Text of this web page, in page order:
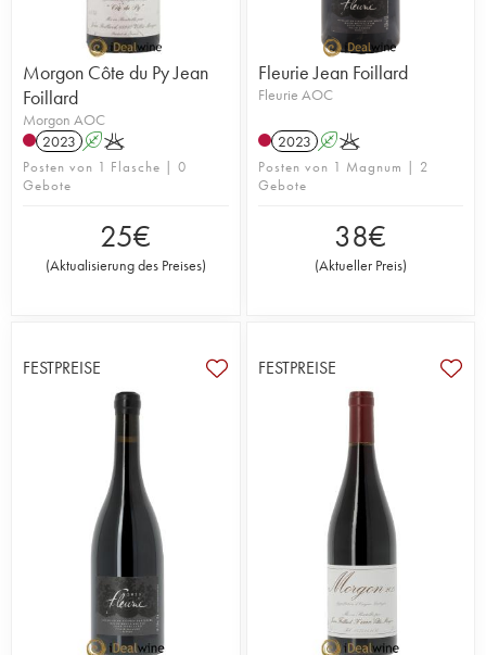
Morgon Côte du Py Jean
Foillard
Morgon AOC
2023 AK
Posten von 1 Flasche | 0
Gebote
25€
(Aktualisierung des Preises)
Fleurie Jean Foillard
Fleurie AOC
2023 AK
Posten von 1 Magnum | 2
Gebote
38€
(Aktueller Preis)
FESTPREISE FESTPREISE